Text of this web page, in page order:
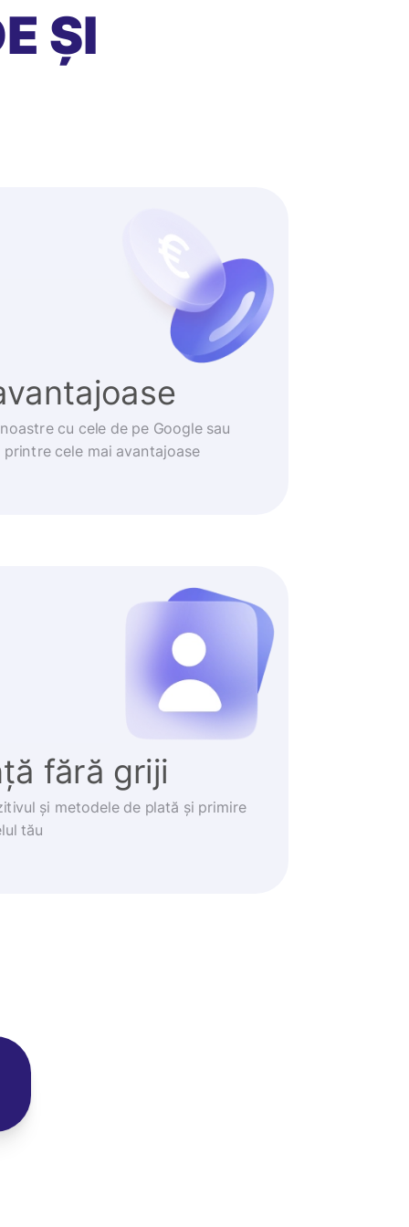
ȘI
cu cele de pe Google sau
cele mai avantajoase
fără griji
și metodele de plată și primire
tău